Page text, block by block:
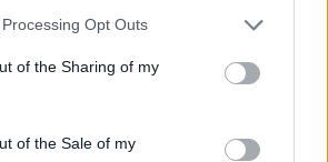
Opt Outs
of the Sharing of my
of the Sale of my
trukket vindere af alle låger
nederst i dette indlæg)